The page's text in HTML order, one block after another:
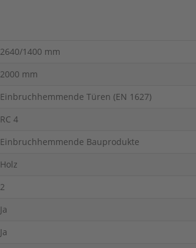
2640/1400 mm
2000 mm
Einbruchhemmende Türen (EN 1627)
RC 4
Einbruchhemmende Bauprodukte
Holz
2
Ja
Ja